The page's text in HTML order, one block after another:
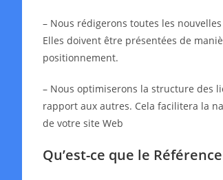
– Nous rédigerons toutes les
Elles doivent être présentées de
positionnement.
– Nous optimiserons la structure des
rapport aux autres. Cela facilitera la
de votre site Web
Qu’est-ce que le